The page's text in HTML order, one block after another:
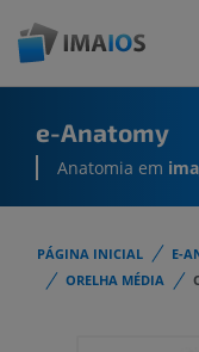
e-Anatomy
Anatomia em
PÁGINA INICIAL E-
ORELHA MÉDIA